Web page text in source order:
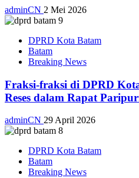
adminCN 2 Mei 2026
DPRD Kota Batam
Batam
Breaking News
Fraksi-fraksi di DPRD
Reses dalam Rapat
adminCN 29 April 2026
DPRD Kota Batam
Batam
Breaking News